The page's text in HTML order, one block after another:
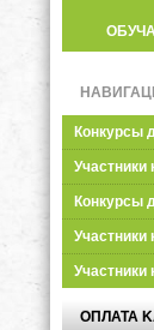
Конкурсы
Участники
Конкурсы
Участники
Участники
ОПЛАТА